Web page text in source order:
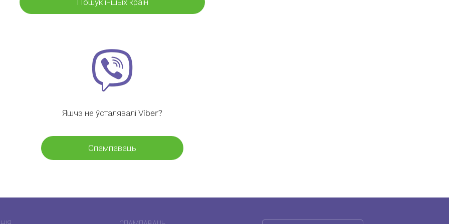
Яшчэ не ўсталявалі Viber?
Спампаваць